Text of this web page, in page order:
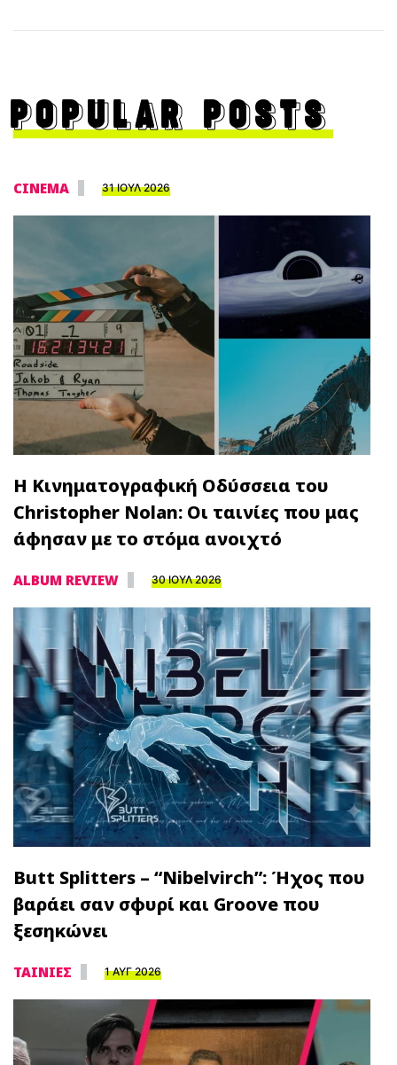
POPULAR POSTS
CINEMA 31 ΙΟΥΛ 2026
Η Κινηματογραφική Οδύσσεια του
Christopher Nolan: Οι ταινίες που μας
άφησαν με το στόμα ανοιχτό
ALBUM REVIEW 30 ΙΟΥΛ 2026
Butt Splitters – “Nibelvirch”: Ήχος που
βαράει σαν σφυρί και Groove που
ξεσηκώνει
ΤΑΙΝΙΕΣ 1 ΑΥΓ 2026